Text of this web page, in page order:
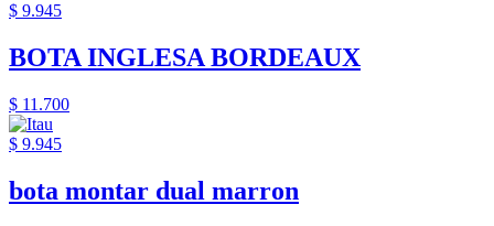
$ 9.945
BOTA INGLESA BORDEAUX
$ 11.700
$ 9.945
bota montar dual marron